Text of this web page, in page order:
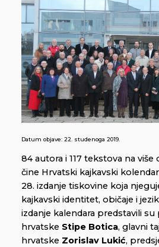
Datum objave: 22. studenoga 2019.
84 autora i 117 tekstova na više
čine Hrvatski kajkavski
28. izdanje tiskovine koja
kajkavski identitet, običaje i
izdanje kalendara predstavili
hrvatske Stipe Botica, glavni
hrvatske Zorislav Lukić,